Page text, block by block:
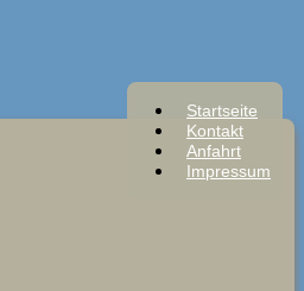
Startseite
Kontakt
Anfahrt
Impressum